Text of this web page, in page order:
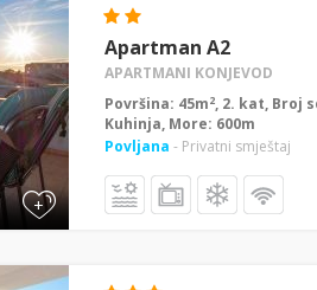
+
Apartman A2
APARTMANI KONJEVOD
Površina: 45m2, 2. kat, Broj
Kuhinja, More: 600m
Povljana - Privatni smještaj